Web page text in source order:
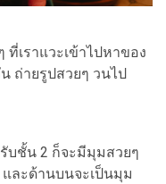
ราแวะเข้าไปหาของ
ถ่ายรูปสวยๆ วนไป
ชั้น 2 ก็จะมีมุมสวยๆ
ละด้านบนจะเป็นมุม